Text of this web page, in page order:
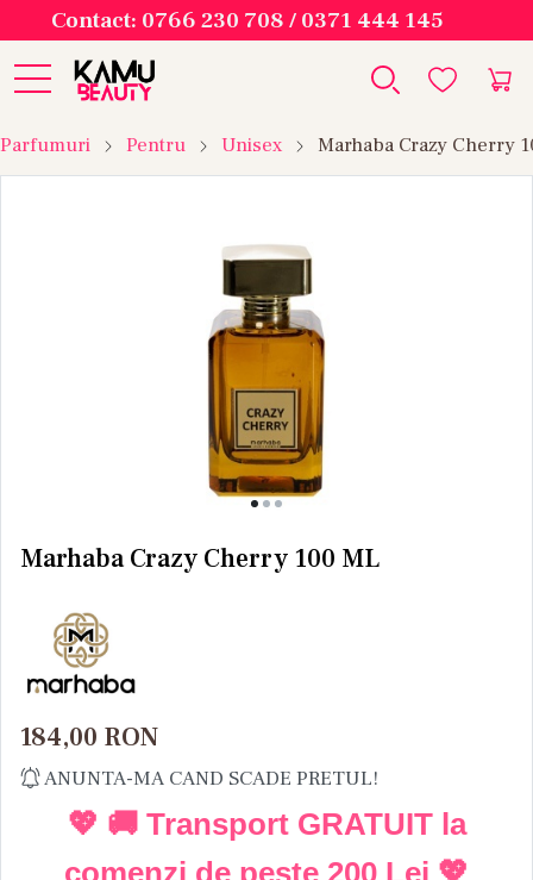
Contact: 0766 230 708 / 0371 444 145
Parfumuri Pentru Unisex Marhaba Crazy Cherry
Marhaba Crazy Cherry 100 ML
184,00 RON
ANUNTA-MA CAND SCADE PRETUL!
💖 🚚 Transport GRATUIT la
comenzi de peste 200 Lei 💖